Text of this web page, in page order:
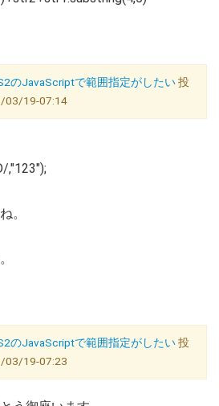
のJavaScriptで範囲指定がしたい投
03/19-07:14
,"123");
。
のJavaScriptで範囲指定がしたい投
03/19-07:23